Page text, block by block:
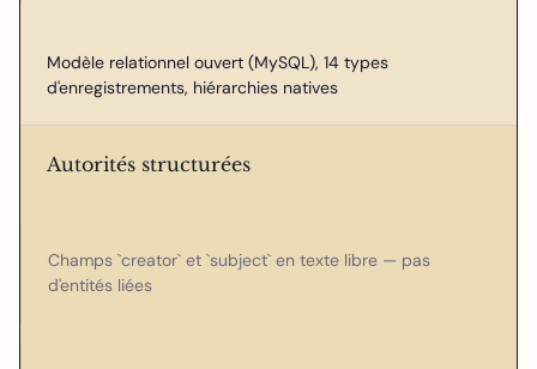
Modèle relationnel ouvert (MySQL), 14 types
d'enregistrements, hiérarchies natives
Autorités structurées
Champs `creator` et `subject` en texte libre — pas
d'entités liées